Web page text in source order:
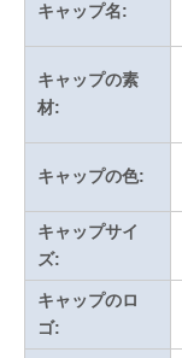
キャップ名:
キャップの素
材:
キャップの色:
キャップサイ
ズ:
キャップのロ
ゴ: